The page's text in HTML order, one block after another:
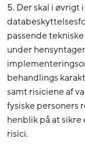
5. Der skal i øvrigt
passende
under
behandlings
samt risiciene af
fysiske personers
henblik på at
risici.